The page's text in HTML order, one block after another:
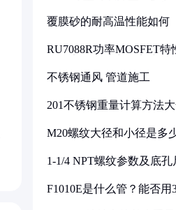
覆膜砂的耐高温性能如何
RU7088R功率MOSFET特
不锈钢通风 管道施工
201不锈钢重量计算方法
M20螺纹大径和小径是多
1-1/4 NPT螺纹参数及底
F1010E是什么管？能否用